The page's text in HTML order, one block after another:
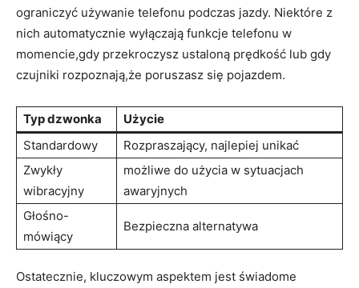
⁤ograniczyć używanie telefonu podczas jazdy. Niektóre z
nich automatycznie wyłączają funkcje telefonu w
momencie,gdy⁤ przekroczysz ustaloną prędkość lub ⁣gdy⁣
czujniki rozpoznają,że poruszasz się pojazdem.
Typ dzwonka
Użycie
Standardowy
Rozpraszający, najlepiej‍ unikać
Zwykły
‌wibracyjny
możliwe do użycia w ‍sytuacjach
awaryjnych
Głośno-
mówiący
Bezpieczna alternatywa
Ostatecznie, ‌kluczowym aspektem jest ⁣świadome